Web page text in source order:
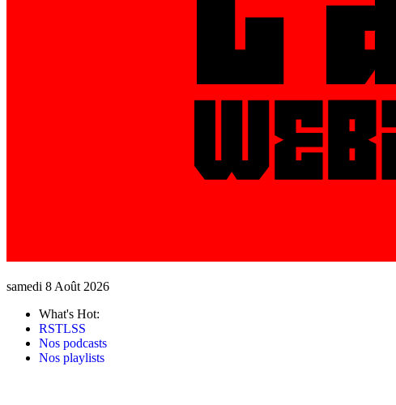
samedi 8 Août 2026
What's Hot:
RSTLSS
Nos podcasts
Nos playlists